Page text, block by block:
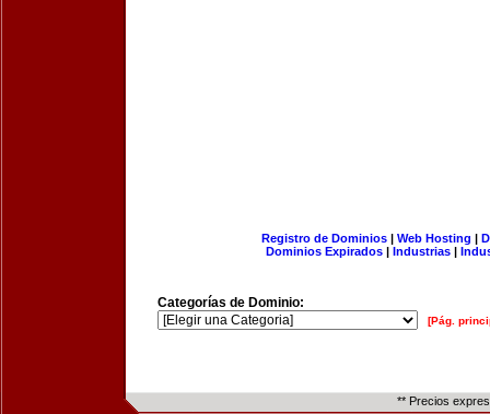
Registro de Dominios| Web Hosting |
Dominios Expirados | Industrias |
Categorías de Dominio:
[Pág.
** Precios